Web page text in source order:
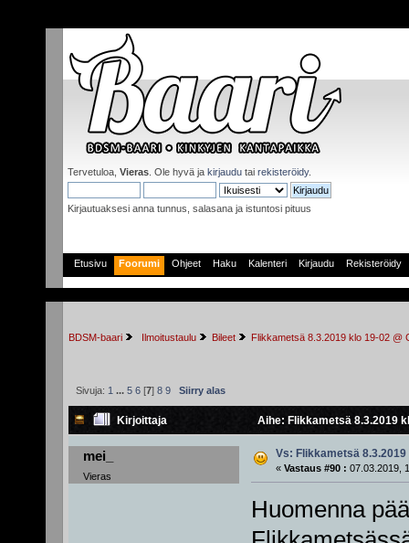
Tervetuloa, Vieras . Ole hyvä ja kirjaudu tai rekisteröidy.
Kirjautuaksesi anna tunnus, salasana ja istuntosi pituus
Etusivu Foorumi Ohjeet Haku Kalenteri Kirjaudu Rekisteröidy
BDSM-baari Ilmoitustaulu Bileet Flikkametsä 8.3.2019 klo 19-02 @
Sivuja: 1 ... 5 6[7] 8 9 Siirry alas
Kirjoittaja Aihe: Flikkametsä 8.3.2019
mei_
Vieras
Vs: Flikkametsä 8.3.2019
« Vastaus #90 : 07.03.2019,
Huomenna